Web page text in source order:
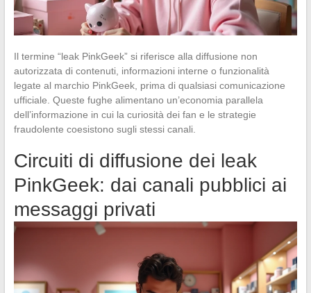
Il termine “leak PinkGeek” si riferisce alla diffusione non
autorizzata di contenuti, informazioni interne o funzionalità
legate al marchio PinkGeek, prima di qualsiasi comunicazione
ufficiale. Queste fughe alimentano un’economia parallela
dell’informazione in cui la curiosità dei fan e le strategie
fraudolente coesistono sugli stessi canali.
Circuiti di diffusione dei leak
PinkGeek: dai canali pubblici ai
messaggi privati